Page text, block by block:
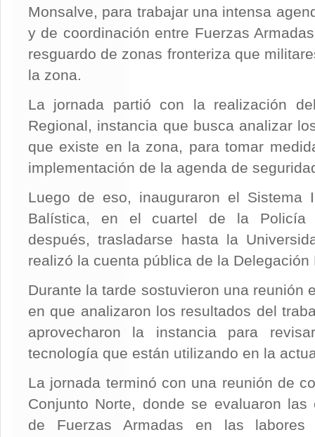
Monsalve, para trabajar una intensa
y de coordinación entre Fuerzas
resguardo de zonas fronteriza que
la zona.
La jornada partió con la realización
Regional, instancia que busca analizar
que existe en la zona, para tomar
implementación de la agenda de
Luego de eso, inauguraron el Sistema
Balística, en el cuartel de la Policía
después, trasladarse hasta la
realizó la cuenta pública de la Delegación
Durante la tarde sostuvieron una reunión
en que analizaron los resultados del
aprovecharon la instancia para
tecnología que están utilizando en la
La jornada terminó con una reunión de
Conjunto Norte, donde se evaluaron las
de Fuerzas Armadas en las